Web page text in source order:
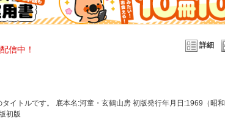
詳細
信中！
イトルです。 底本名:河童・玄鶴山房 初版発行年月日:1969（昭和
初版